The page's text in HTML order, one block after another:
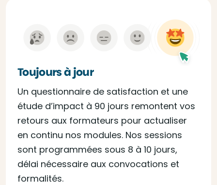
Toujours à jour
Un questionnaire de satisfaction et une
étude d’impact à 90 jours remontent vos
retours aux formateurs pour actualiser
en continu nos modules. Nos sessions
sont programmées sous 8 à 10 jours,
délai nécessaire aux convocations et
formalités.